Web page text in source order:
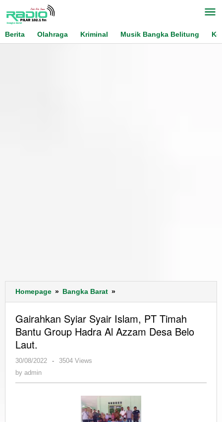
content
Berita
Olahraga Kriminal Musik Bangka Belitung
Homepage » Bangka Barat »
Syiar
Islam,
PT
Al
Azzam
Desa
Belo
Gairahkan Syiar Syair Islam, PT Timah
Bantu Group Hadra Al Azzam Desa Belo
Laut.
30/08/2022
by
-
3504 Views
by admin